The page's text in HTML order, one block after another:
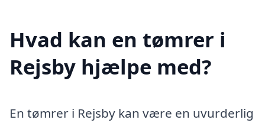
Hvad kan en tømrer i
Rejsby hjælpe med?
En tømrer i Rejsby kan være en uvurderlig